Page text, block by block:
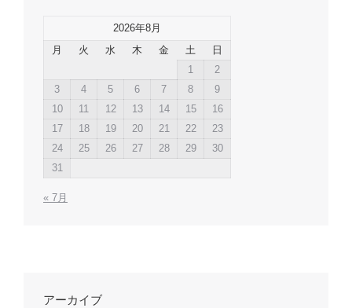
2026年8月
月
火 水 木 金 土
日
1
2
3
4 5 6 7 8
9
10
11 12 13 14 15
16
17
18 19 20 21 22
23
24
25 26 27 28 29
30
31
« 7月
アーカイブ